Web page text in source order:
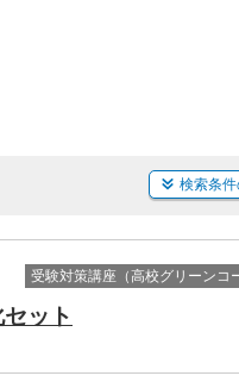
検索条
受験対策講座（高校グリーンコ
ット